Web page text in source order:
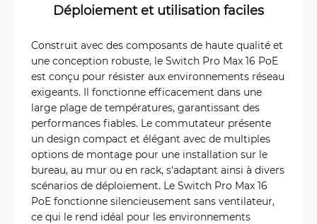
Déploiement et utilisation faciles
Construit avec des composants de haute qualité et
une conception robuste, le Switch Pro Max 16 PoE
est conçu pour résister aux environnements réseau
exigeants. Il fonctionne efficacement dans une
large plage de températures, garantissant des
performances fiables. Le commutateur présente
un design compact et élégant avec de multiples
options de montage pour une installation sur le
bureau, au mur ou en rack, s'adaptant ainsi à divers
scénarios de déploiement. Le Switch Pro Max 16
PoE fonctionne silencieusement sans ventilateur,
ce qui le rend idéal pour les environnements